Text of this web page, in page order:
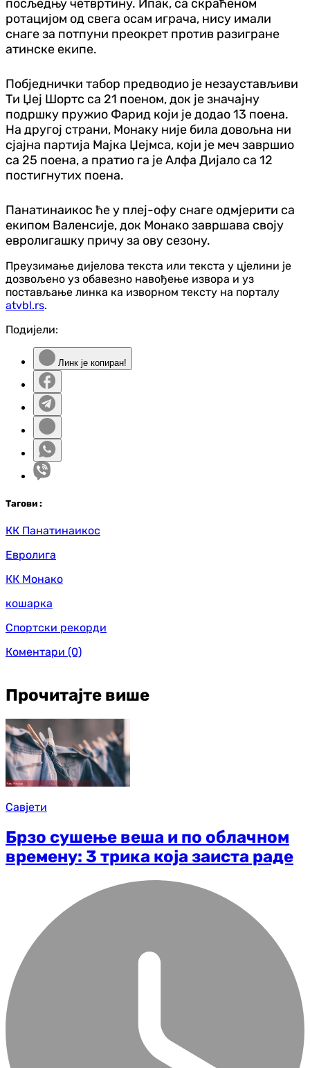
посљедњу четвртину. Ипак, са скраћеном
ротацијом од свега осам играча, нису имали
снаге за потпуни преокрет против разигране
атинске екипе.
Побједнички табор предводио је незаустављиви
Ти Џеј Шортс са 21 поеном, док је значајну
подршку пружио Фарид који је додао 13 поена.
На другој страни, Монаку није била довољна ни
сјајна партија Мајка Џејмса, који је меч завршио
са 25 поена, а пратио га је Алфа Дијало са 12
постигнутих поена.
Панатинаикос ће у плеј-офу снаге одмјерити са
екипом Валенсије, док Монако завршава своју
евролигашку причу за ову сезону.
Преузимање дијелова текста или текста у цјелини је
дозвољено уз обавезно навођење извора и уз
постављање линка ка изворном тексту на порталу
atvbl.rs.
Подијели:
Линк је копиран!
Тагови :
КК Панатинаикос
Евролига
КК Монако
кошарка
Спортски рекорди
Коментари (0)
Прочитајте више
Савјети
Брзо сушење веша и по облачном
времену: 3 трика која заиста раде